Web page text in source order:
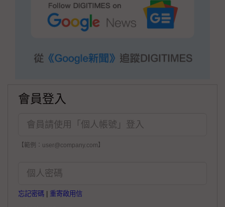
會員登入
【範例：user@company.com】
忘記密碼 重寄啟用信